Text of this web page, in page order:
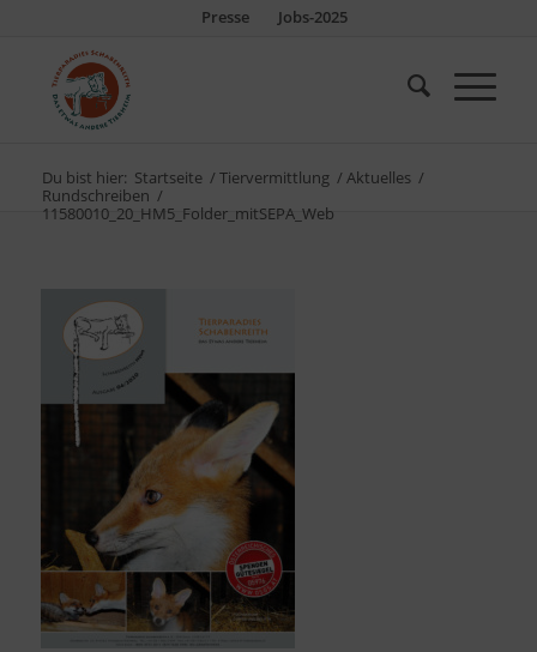
Presse Jobs-2025
Du bist hier: Startseite / Tiervermittlung / Aktuelles /
Rundschreiben /
11580010_20_HM5_Folder_mitSEPA_Web